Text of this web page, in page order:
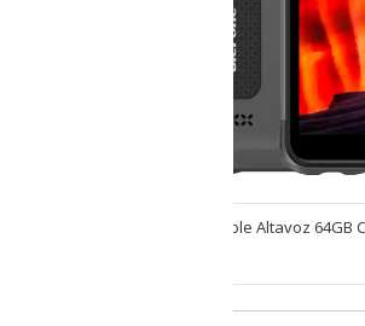
Ulefone Armor X10 Pro Doble Altavoz 64GB